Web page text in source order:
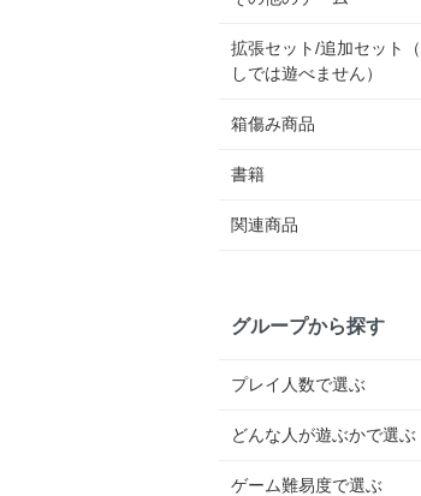
拡張セット/追加セット
しでは遊べません）
箱傷み商品
書籍
関連商品
グループから探す
プレイ人数で選ぶ
どんな人が遊ぶかで選ぶ
ゲーム難易度で選ぶ